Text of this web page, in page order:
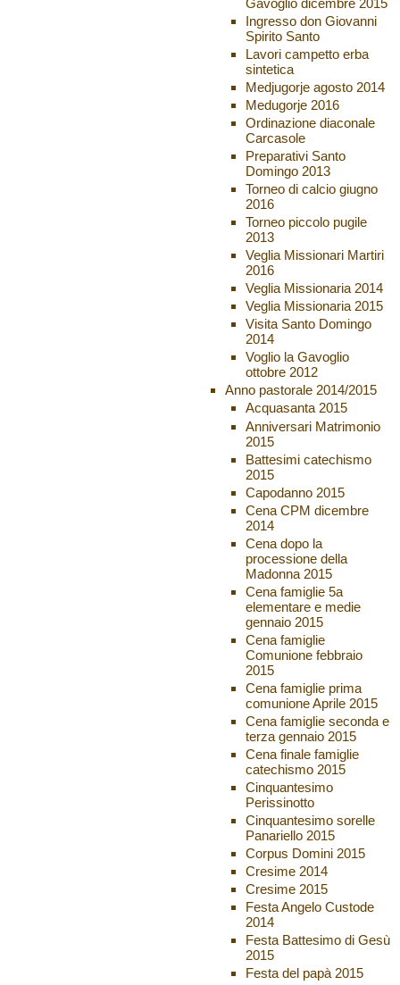
Gavoglio dicembre 2015
Ingresso don Giovanni
Spirito Santo
Lavori campetto erba
sintetica
Medjugorje agosto 2014
Medugorje 2016
Ordinazione diaconale
Carcasole
Preparativi Santo
Domingo 2013
Torneo di calcio giugno
2016
Torneo piccolo pugile
2013
Veglia Missionari Martiri
2016
Veglia Missionaria 2014
Veglia Missionaria 2015
Visita Santo Domingo
2014
Voglio la Gavoglio
ottobre 2012
Anno pastorale 2014/2015
Acquasanta 2015
Anniversari Matrimonio
2015
Battesimi catechismo
2015
Capodanno 2015
Cena CPM dicembre
2014
Cena dopo la
processione della
Madonna 2015
Cena famiglie 5a
elementare e medie
gennaio 2015
Cena famiglie
Comunione febbraio
2015
Cena famiglie prima
comunione Aprile 2015
Cena famiglie seconda e
terza gennaio 2015
Cena finale famiglie
catechismo 2015
Cinquantesimo
Perissinotto
Cinquantesimo sorelle
Panariello 2015
Corpus Domini 2015
Cresime 2014
Cresime 2015
Festa Angelo Custode
2014
Festa Battesimo di Gesù
2015
Festa del papà 2015